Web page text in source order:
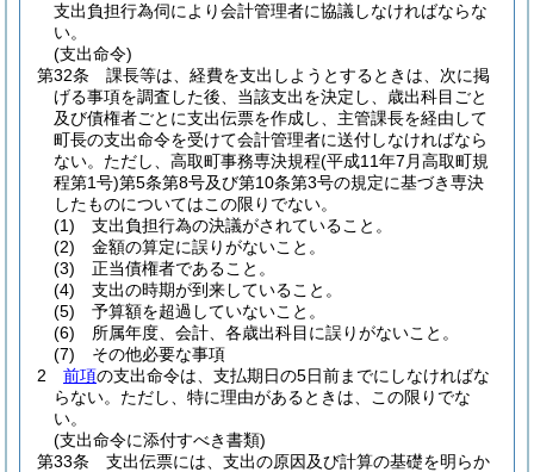
支出負担行為伺により会計管理者に協議しなければならな
い。
(支出命令)
第32条
課長等は、経費を支出しようとするときは、次に掲
げる事項を調査した後、当該支出を決定し、歳出科目ごと
及び債権者ごとに支出伝票を作成し、主管課長を経由して
町長の支出命令を受けて会計管理者に送付しなければなら
ない。 ただし、高取町事務専決規程(平成11年7月高取町規
程第1号)第5条第8号及び第10条第3号の規定に基づき専決
したものについてはこの限りでない。
(1)
支出負担行為の決議がされていること。
(2)
金額の算定に誤りがないこと。
(3)
正当債権者であること。
(4)
支出の時期が到来していること。
(5)
予算額を超過していないこと。
(6)
所属年度、会計、各歳出科目に誤りがないこと。
(7)
その他必要な事項
2
前項の支出命令は、支払期日の5日前までにしなければな
らない。 ただし、特に理由があるときは、この限りでな
い。
(支出命令に添付すべき書類)
第33条
支出伝票には、支出の原因及び計算の基礎を明らか